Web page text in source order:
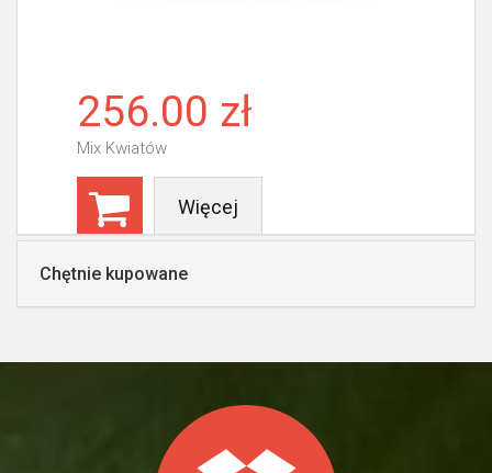
256.00 zł
Mix Kwiatów
Więcej
Chętnie kupowane